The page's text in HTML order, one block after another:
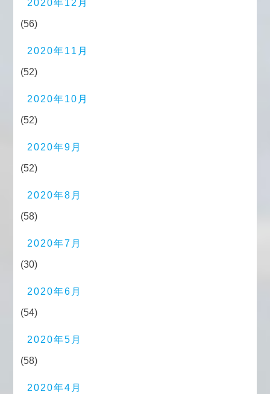
2020年12月
(56)
2020年11月
(52)
2020年10月
(52)
2020年9月
(52)
2020年8月
(58)
2020年7月
(30)
2020年6月
(54)
2020年5月
(58)
2020年4月